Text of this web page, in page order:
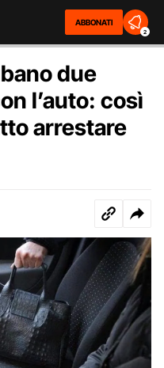
ABBONATI
2
due
l’auto: così
arrestare